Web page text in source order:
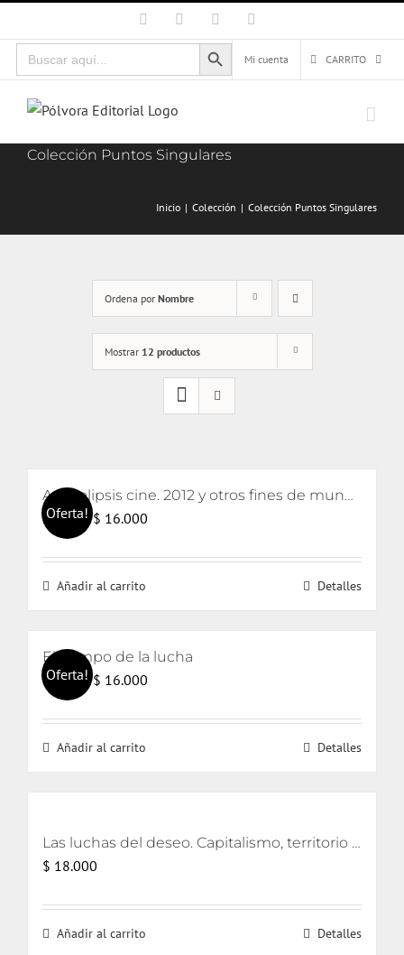
al
contenido
Facebook Instagram
Buscar:
Botón de búsqueda
Mi cuenta
CARRITO
Colección Puntos Singulares
Inicio Colección Colección Puntos Singulares
Ordena por Nombre
Mostrar 12 productos
Oferta!
Apocalipsis cine. 2012 y otros fines de mundo
$17.000 El
original
era:
$ 16.000
actual
Añadir al carrito Detalles
Oferta!
El tiempo de la lucha
$17.000 El
original
era:
$ 16.000
actual
Añadir al carrito Detalles
Las luchas del deseo. Capitalismo, territorio y ecología
$ 18.000
Añadir al carrito Detalles